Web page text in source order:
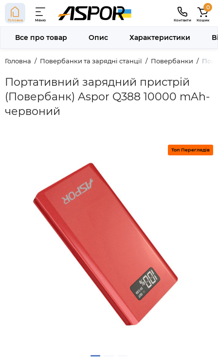
Головна Меню Контакти
0
Кошик
Головна Повербанки та зарядні станції Повербанки
Портативний зарядний пристрій
(Повербанк) Aspor Q388 10000 mAh-
червоний
Все про товар Опис Характеристики
Топ Переглядів